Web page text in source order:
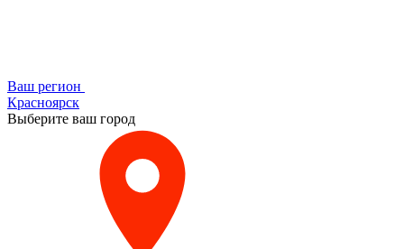
Ваш регион
Красноярск
Выберите ваш город